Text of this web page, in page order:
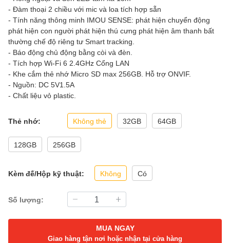
- Đàm thoại 2 chiều với mic và loa tích hợp sẵn
- Tính năng thông minh IMOU SENSE: phát hiện chuyển động
phát hiện con người phát hiện thú cưng phát hiện âm thanh bất
thường chế độ riêng tư Smart tracking.
- Báo động chủ động bằng còi và đèn.
- Tích hợp Wi-Fi 6 2.4GHz Cổng LAN
- Khe cắm thẻ nhớ Micro SD max 256GB. Hỗ trợ ONVIF.
- Nguồn: DC 5V1.5A
- Chất liệu vỏ plastic.
Thẻ nhớ: Không thẻ 32GB 64GB
128GB 256GB
Kèm đế/Hộp kỹ thuật: Không Có
Số lượng:
MUA NGAY
Giao hàng tận nơi hoặc nhận tại cửa hàng